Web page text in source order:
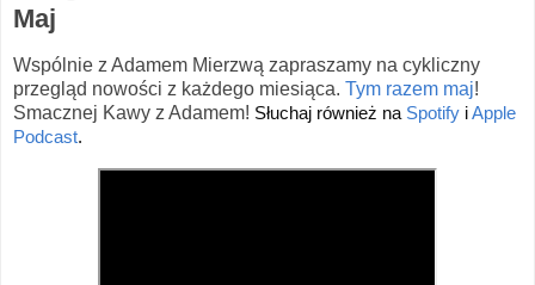
Maj
Wspólnie z Adamem Mierzwą zapraszamy na cykliczny
przegląd nowości z każdego miesiąca. Tym razem maj!
Smacznej Kawy z Adamem! Słuchaj również na Spotify i Apple
Podcast.